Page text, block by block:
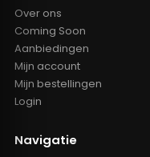
Over ons
Coming Soon
Aanbiedingen
Mijn account
Mijn bestellingen
Login
Navigatie